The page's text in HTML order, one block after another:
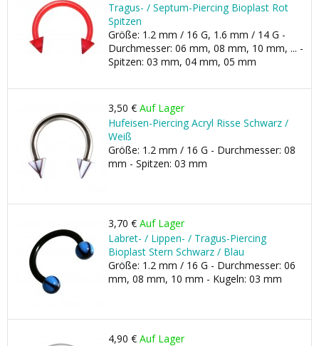
Tragus- / Septum-Piercing Bioplast Rot
Spitzen
Größe: 1.2 mm / 16 G, 1.6 mm / 14 G -
Durchmesser: 06 mm, 08 mm, 10 mm, ... -
Spitzen: 03 mm, 04 mm, 05 mm
3,50 € Auf Lager
Hufeisen-Piercing Acryl Risse Schwarz /
Weiß
Größe: 1.2 mm / 16 G - Durchmesser: 08
mm - Spitzen: 03 mm
3,70 € Auf Lager
Labret- / Lippen- / Tragus-Piercing
Bioplast Stern Schwarz / Blau
Größe: 1.2 mm / 16 G - Durchmesser: 06
mm, 08 mm, 10 mm - Kugeln: 03 mm
4,90 € Auf Lager